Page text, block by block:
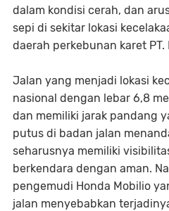
dalam kondisi cerah, dan
sepi di sekitar lokasi
daerah perkebunan karet
Jalan yang menjadi lokasi
nasional dengan lebar 6,8
dan memiliki jarak pandang
putus di badan jalan
seharusnya memiliki
berkendara dengan aman.
pengemudi Honda Mobilio
jalan menyebabkan